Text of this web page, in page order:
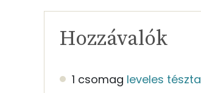
Hozzávalók
1 csomag leveles tészta